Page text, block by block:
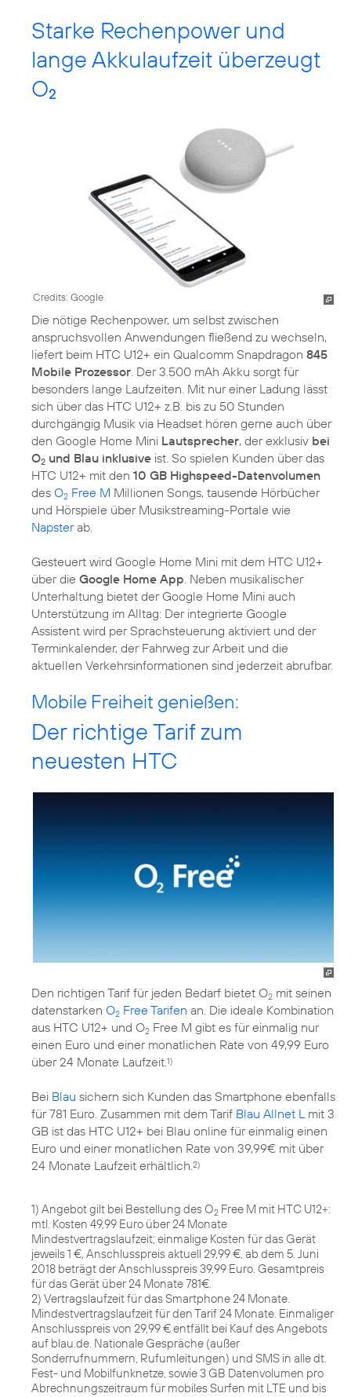
Starke Rechenpower und
lange Akkulaufzeit überzeugt
O2
Credits: Google
Die nötige Rechenpower, um selbst zwischen
anspruchsvollen Anwendungen fließend zu wechseln,
liefert beim HTC U12+ ein Qualcomm Snapdragon 845
Mobile Prozessor. Der 3.500 mAh Akku sorgt für
besonders lange Laufzeiten. Mit nur einer Ladung lässt
sich über das HTC U12+ z.B. bis zu 50 Stunden
durchgängig Musik via Headset hören gerne auch über
den Google Home Mini Lautsprecher, der exklusiv bei
O2 und Blau inklusive ist. So spielen Kunden über das
HTC U12+ mit den 10 GB Highspeed-Datenvolumen
des O2 Free M Millionen Songs, tausende Hörbücher
und Hörspiele über Musikstreaming-Portale wie
Napsterab.
Gesteuert wird Google Home Mini mit dem HTC U12+
über die Google Home App. Neben musikalischer
Unterhaltung bietet der Google Home Mini auch
Unterstützung im Alltag: Der integrierte Google
Assistent wird per Sprachsteuerung aktiviert und der
Terminkalender, der Fahrweg zur Arbeit und die
aktuellen Verkehrsinformationen sind jederzeit abrufbar.
Mobile Freiheit genießen:
Der richtige Tarif zum
neuesten HTC
Den richtigen Tarif für jeden Bedarf bietet O2 mit seinen
datenstarken O2 Free Tarifen an. Die ideale Kombination
aus HTC U12+ und O2 Free M gibt es für einmalig nur
einen Euro und einer monatlichen Rate von 49,99 Euro
über 24 Monate Laufzeit. 1)
Bei Blau sichern sich Kunden das Smartphone ebenfalls
für 781 Euro. Zusammen mit dem Tarif Blau Allnet L mit 3
GB ist das HTC U12+ bei Blau online für einmalig einen
Euro und einer monatlichen Rate von 39,99€ mit über
24 Monate Laufzeit erhältlich. 2)
1) Angebot gilt bei Bestellung des O2 Free M mit HTC U12+:
mtl. Kosten 49,99 Euro über 24 Monate
Mindestvertragslaufzeit; einmalige Kosten für das Gerät
jeweils 1 €, Anschlusspreis aktuell 29,99 €, ab dem 5. Juni
2018 beträgt der Anschlusspreis 39,99 Euro. Gesamtpreis
für das Gerät über 24 Monate 781€.
2) Vertragslaufzeit für das Smartphone 24 Monate.
Mindestvertragslaufzeit für den Tarif 24 Monate. Einmaliger
Anschlusspreis von 29,99 € entfällt bei Kauf des Angebots
auf blau.de. Nationale Gespräche (außer
Sonderrufnummern, Rufumleitungen) und SMS in alle dt.
Fest- und Mobilfunknetze, sowie 3 GB Datenvolumen pro
Abrechnungszeitraum für mobiles Surfen mit LTE und bis